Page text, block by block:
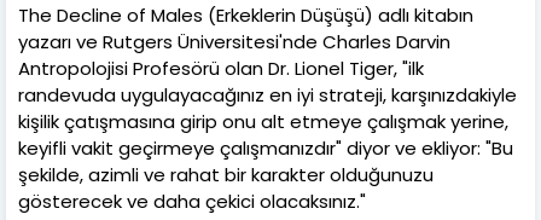
The Decline of Males (Erkeklerin Düşüşü) adlı kitabın
yazarı ve Rutgers Üniversitesi'nde Charles Darvin
Antropolojisi Profesörü olan Dr. Lionel Tiger, "ilk
randevuda uygulayacağınız en iyi strateji, karşınızdakiyle
kişilik çatışmasına girip onu alt etmeye çalışmak yerine,
keyifli vakit geçirmeye çalışmanızdır" diyor ve ekliyor: "Bu
şekilde, azimli ve rahat bir karakter olduğunuzu
gösterecek ve daha çekici olacaksınız."